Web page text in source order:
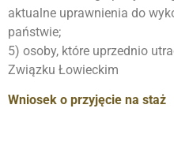
aktualne uprawnienia do
państwie;
5) osoby, które uprzednio
Związku Łowieckim
Wniosek o przyjęcie na staż